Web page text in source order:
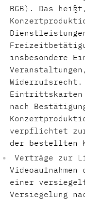
BGB). Das
insbesondere
Widerrufsrecht.
Eintrittskarten
nach
verpflichtet zur
der bestellten
Verträge zur
einer
Versiegelung